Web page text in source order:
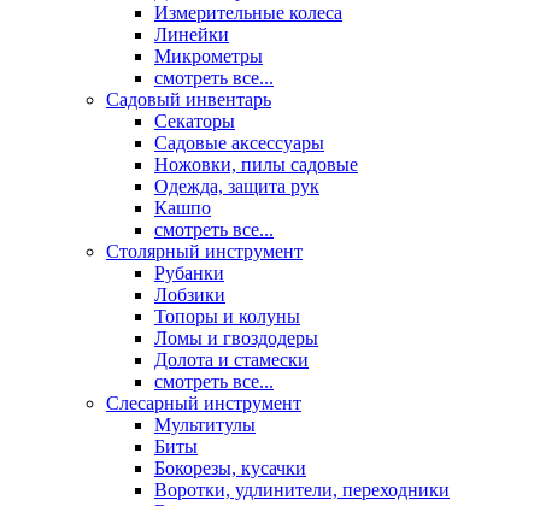
Измерительные колеса
Линейки
Микрометры
смотреть все...
Садовый инвентарь
Секаторы
Садовые аксессуары
Ножовки, пилы садовые
Одежда, защита рук
Кашпо
смотреть все...
Столярный инструмент
Рубанки
Лобзики
Топоры и колуны
Ломы и гвоздодеры
Долота и стамески
смотреть все...
Слесарный инструмент
Мультитулы
Биты
Бокорезы, кусачки
Воротки, удлинители, переходники